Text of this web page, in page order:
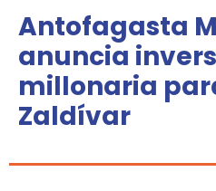
Antofagasta
anuncia
millonaria
Zaldívar